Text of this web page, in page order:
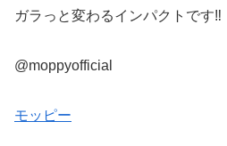
ガラっと変わるインパクトです‼️
@moppyofficial
モッピー